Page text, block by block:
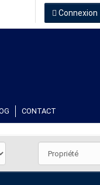
Connexion
CONTACT